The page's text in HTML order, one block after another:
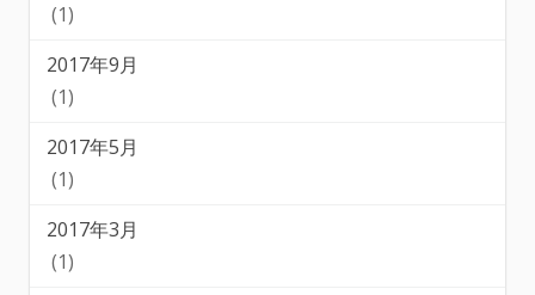
(1)
2017年9月
(1)
2017年5月
(1)
2017年3月
(1)